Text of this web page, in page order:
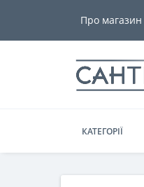
Про магазин
КАТЕГОРІЇ